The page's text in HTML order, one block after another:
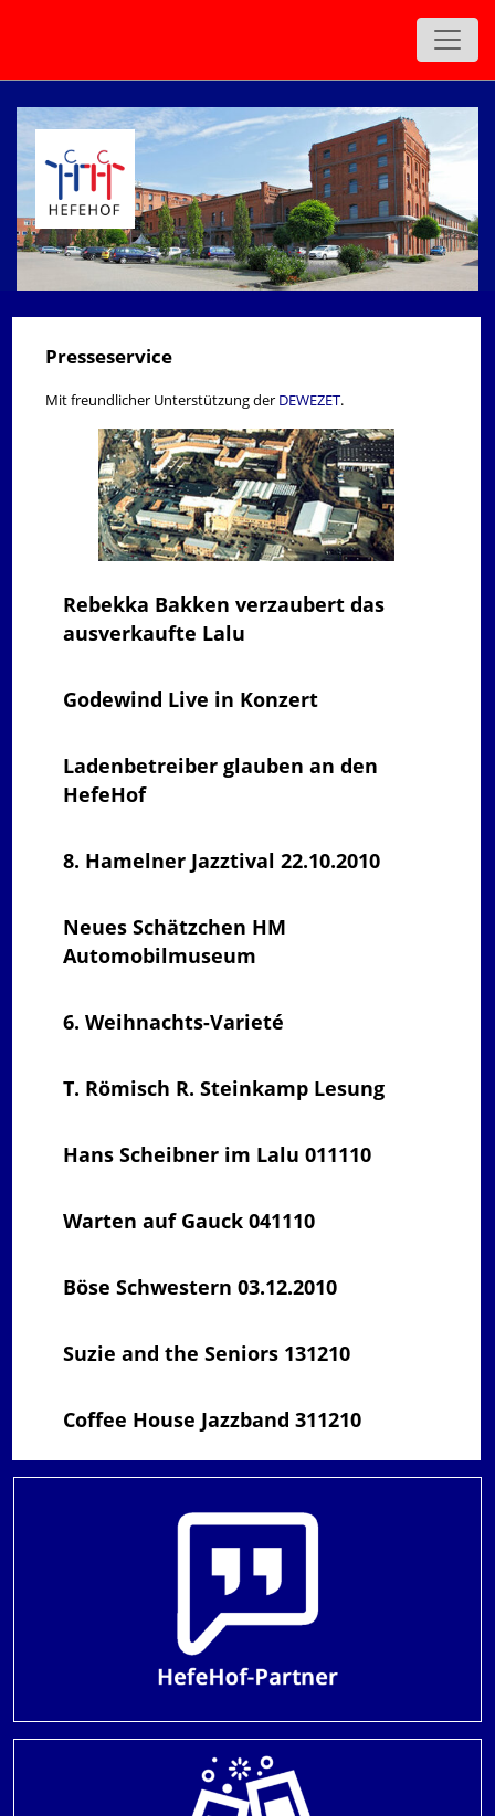
zurück
Presseservice
Mit freundlicher Unterstützung der DEWEZET.
Rebekka Bakken verzaubert das
ausverkaufte Lalu
Godewind Live in Konzert
Ladenbetreiber glauben an den
HefeHof
8. Hamelner Jazztival 22.10.2010
Neues Schätzchen HM
Automobilmuseum
6. Weihnachts-Varieté
T. Römisch R. Steinkamp Lesung
Hans Scheibner im Lalu 011110
Warten auf Gauck 041110
Böse Schwestern 03.12.2010
Suzie and the Seniors 131210
Coffee House Jazzband 311210